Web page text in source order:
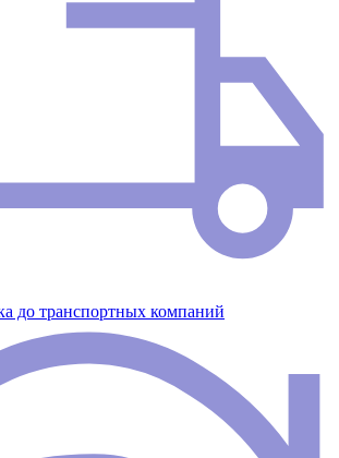
до транспортных компаний